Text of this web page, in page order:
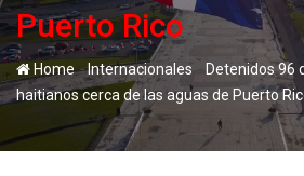
Puerto Rico
Home-Internacionales
Detenidos 96
haitianos cerca de las aguas de Puerto